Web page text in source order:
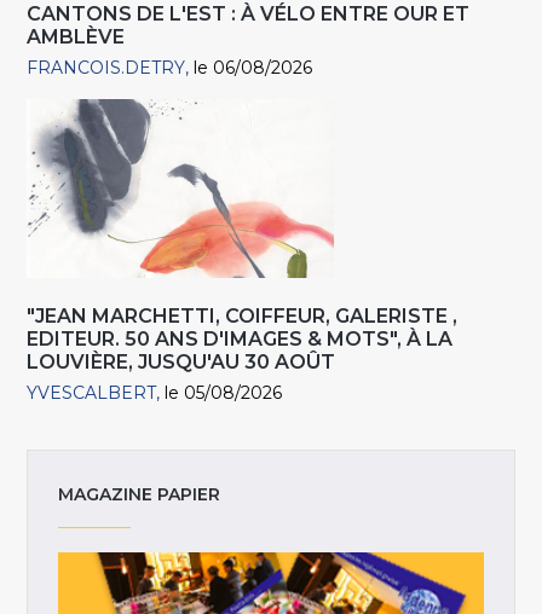
CANTONS DE L'EST : À VÉLO ENTRE OUR ET
AMBLÈVE
FRANCOIS.DETRY le 06/08/2026
"JEAN MARCHETTI, COIFFEUR, GALERISTE ,
EDITEUR. 50 ANS D'IMAGES & MOTS", À LA
LOUVIÈRE, JUSQU'AU 30 AOÛT
YVESCALBERT le 05/08/2026
MAGAZINE PAPIER